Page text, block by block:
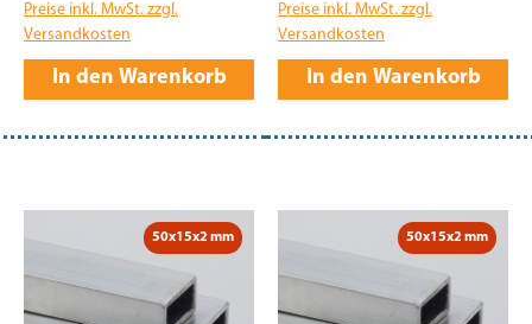
Preise inkl. MwSt. zzgl.
Versandkosten
In den Warenkorb
Preise inkl. MwSt. zzgl.
Versandkosten
In den Warenkorb
50x15x2 mm 50x15x2 mm